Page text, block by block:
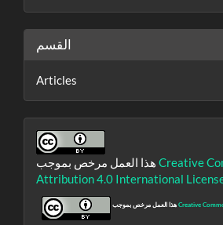
القسم
Articles
Creative
Attribution 4.0 International
هذا العمل مرخص بموجب Creative